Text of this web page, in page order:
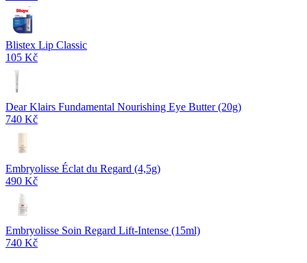
Blistex Lip Classic
105 Kč
Dear Klairs Fundamental Nourishing Eye Butter (20g)
740 Kč
Embryolisse Éclat du Regard (4,5g)
490 Kč
Embryolisse Soin Regard Lift-Intense (15ml)
740 Kč